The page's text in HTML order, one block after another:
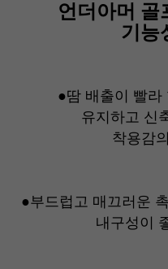
언더아머 골
기능
●땀 배출이 빨라
유지하고 신
착용감
●부드럽고 매끄러운
내구성이